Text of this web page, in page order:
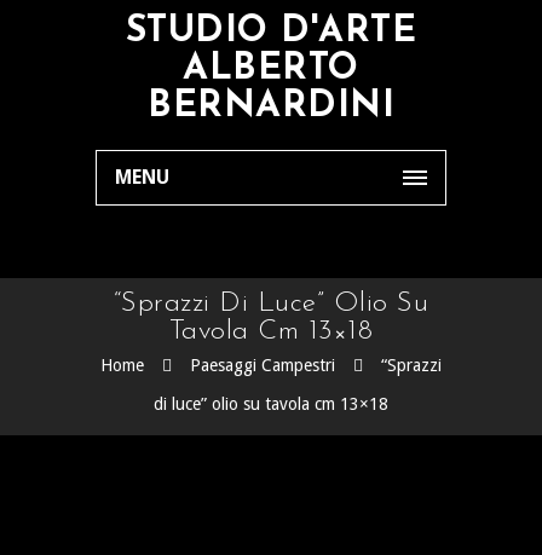
STUDIO D'ARTE
ALBERTO
BERNARDINI
MENU
“Sprazzi Di Luce” Olio Su
Tavola Cm 13×18
Home Paesaggi Campestri
“Sprazzi
di luce” olio su tavola cm 13×18